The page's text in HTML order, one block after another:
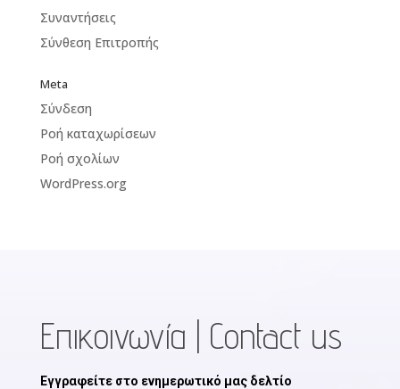
Συναντήσεις
Σύνθεση Επιτροπής
Meta
Σύνδεση
Ροή καταχωρίσεων
Ροή σχολίων
WordPress.org
Επικοινωνία | Contact us
Εγγραφείτε στο ενημερωτικό μας δελτίο